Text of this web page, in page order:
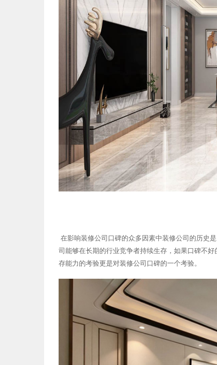
在影响装修公司口碑的众多因素中装修公司的历史
司能够在长期的行业竞争者持续生存，如果口碑不
存能力的考验更是对装修公司口碑的一个考验。